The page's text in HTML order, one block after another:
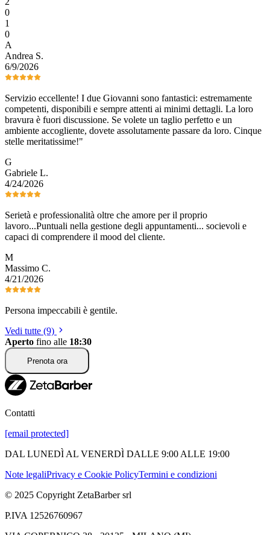
0
1
0
A
Andrea S.
6/9/2026
Servizio eccellente! I due Giovanni sono fantastici: estremamente
competenti, disponibili e sempre attenti ai minimi dettagli. La loro
bravura è fuori discussione. Se volete un taglio perfetto e un
ambiente accogliente, dovete assolutamente passare da loro. Cinque
stelle meritatissime!"
G
Gabriele L.
4/24/2026
Serietà e professionalità oltre che amore per il proprio
lavoro...Puntuali nella gestione degli appuntamenti... socievoli e
capaci di comprendere il mood del cliente.
M
Massimo C.
4/21/2026
Persona impeccabili è gentile.
Vedi tutte (9)
Aperto fino alle 18:30
Prenota ora
Contatti
[email protected]
DAL LUNEDÌ AL VENERDÌ DALLE 9:00 ALLE 19:00
Note legaliPrivacy e Cookie PolicyTermini e condizioni
© 2025 Copyright ZetaBarber srl
P.IVA 12526760967